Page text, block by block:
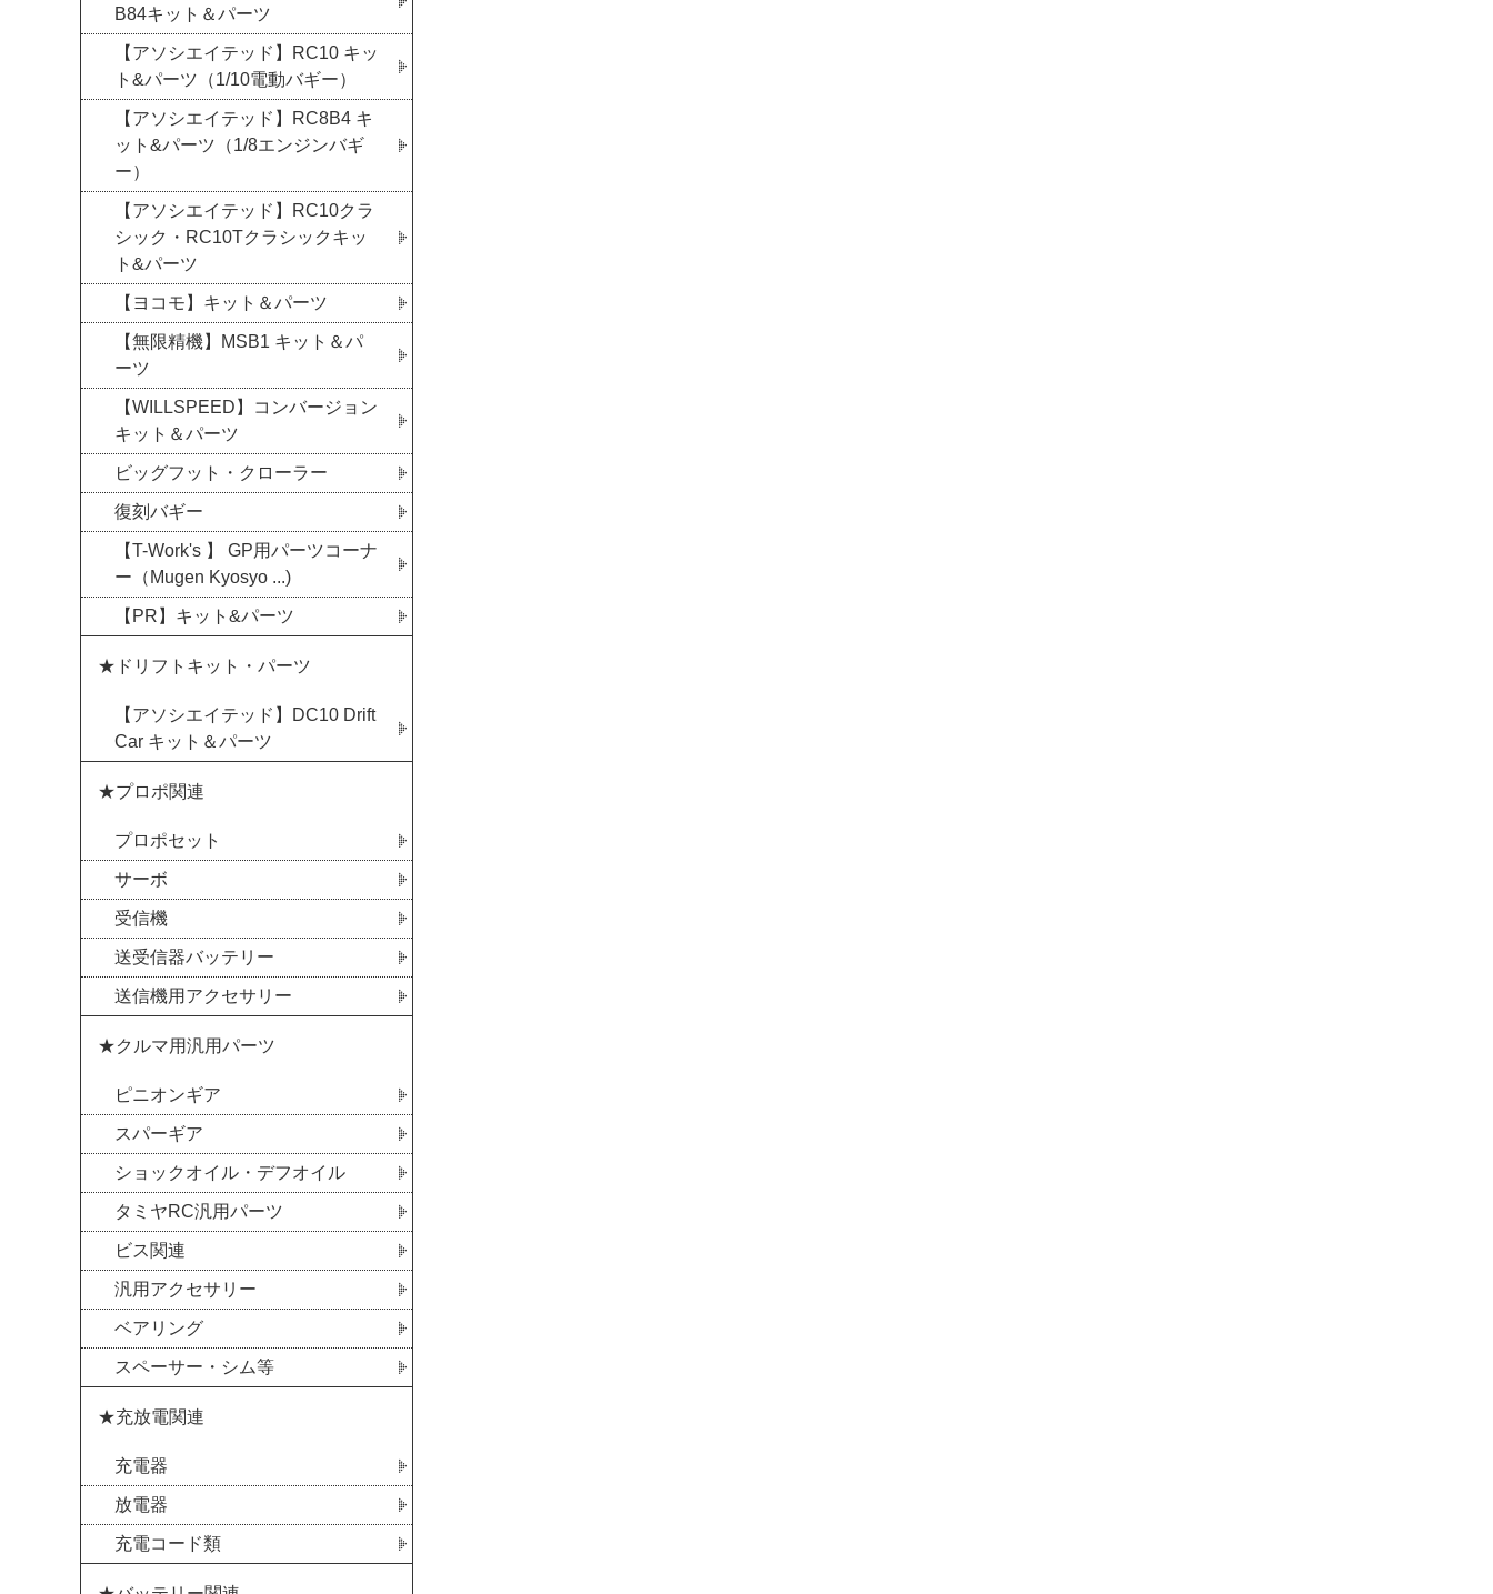
B84キット＆パーツ
【アソシエイテッド】RC10 キッ
ト&パーツ（1/10電動バギー）
【アソシエイテッド】RC8B4 キ
ット&パーツ（1/8エンジンバギ
ー）
【アソシエイテッド】RC10クラ
シック・RC10Tクラシックキッ
ト&パーツ
【ヨコモ】キット＆パーツ
【無限精機】MSB1 キット＆パ
ーツ
【WILLSPEED】コンバージョン
キット＆パーツ
ビッグフット・クローラー
復刻バギー
【T-Work's 】 GP用パーツコーナ
ー（Mugen Kyosyo ...)
【PR】キット&パーツ
★ドリフトキット・パーツ
【アソシエイテッド】DC10 Drift
Car キット＆パーツ
★プロポ関連
プロポセット
サーボ
受信機
送受信器バッテリー
送信機用アクセサリー
★クルマ用汎用パーツ
ピニオンギア
スパーギア
ショックオイル・デフオイル
タミヤRC汎用パーツ
ビス関連
汎用アクセサリー
ベアリング
スペーサー・シム等
★充放電関連
充電器
放電器
充電コード類